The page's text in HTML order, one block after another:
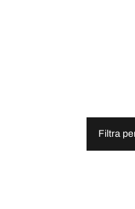
Filtra